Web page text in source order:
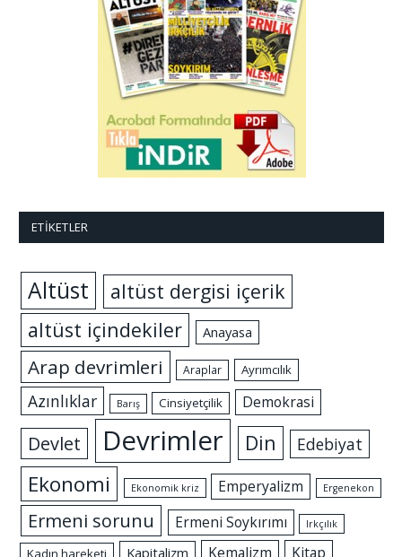
ETIKETLER
Altüst
altüst dergisi içerik
altüst içindekiler
Anayasa
Arap devrimleri Araplar Ayrımcılık
Azınlıklar Barış Cinsiyetçilik Demokrasi
Devlet Devrimler Din Edebiyat
Ekonomi Ekonomik kriz Emperyalizm Ergenekon
Ermeni sorunu Ermeni Soykırımı Irkçılık
Kadın hareketi Kapitalizm Kemalizm Kitap